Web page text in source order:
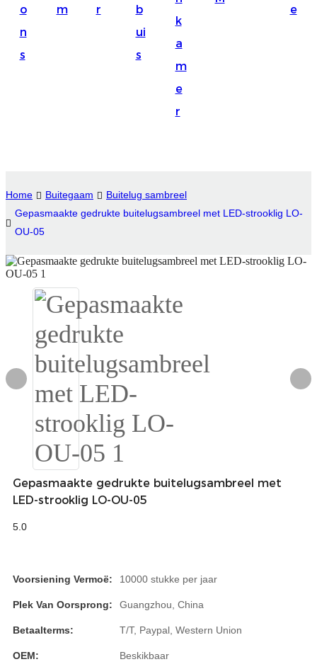
èdè Yorùbá
አማርኛ
Shona
o
n
s
m
r
b
ui
s
k
a
m
e
r
e
Home Buitegaam
Buitelug sambreel
Gepasmaakte gedrukte buitelugsambreel met LED-strooklig LO-
OU-05
Gepasmaakte gedrukte buitelugsambreel met
LED-strooklig LO-OU-05
5.0
Voorsiening Vermoë: 10000 stukke per jaar
Plek Van Oorsprong: Guangzhou, China
Betaalterms: T/T, Paypal, Western Union
OEM: Beskikbaar